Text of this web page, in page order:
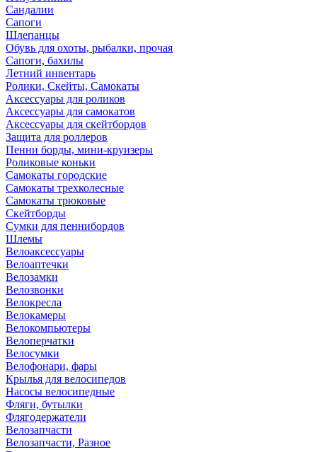
Сандалии
Сапоги
Шлепанцы
Обувь для охоты, рыбалки, прочая
Сапоги, бахилы
Летний инвентарь
Ролики, Скейты, Самокаты
Аксессуары для роликов
Аксессуары для самокатов
Аксессуары для скейтбордов
Защита для роллеров
Пенни борды, мини-круизеры
Роликовые коньки
Самокаты городские
Самокаты трехколесные
Самокаты трюковые
Скейтборды
Сумки для пеннибордов
Шлемы
Велоаксессуары
Велоаптечки
Велозамки
Велозвонки
Велокресла
Велокамеры
Велокомпьютеры
Велоперчатки
Велосумки
Велофонари, фары
Крылья для велосипедов
Насосы велосипедные
Фляги, бутылки
Флягодержатели
Велозапчасти
Велозапчасти, Разное